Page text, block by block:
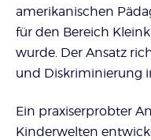
amerikanischen
für den Bereich
wurde. Der Ansatz
und Diskriminierung
Ein praxiserprobter
Kinderwelten